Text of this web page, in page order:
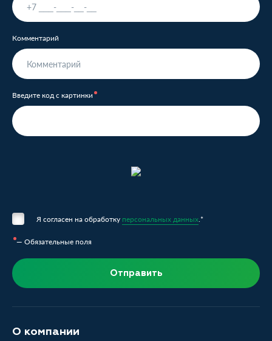
Комментарий
Введите код с картинки
Я согласен на обработку персональных данных.*
— Обязательные поля
Отправить
О компании